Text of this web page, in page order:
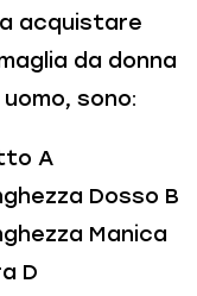
acquistare
da donna
sono:
A
Dosso B
Manica
D